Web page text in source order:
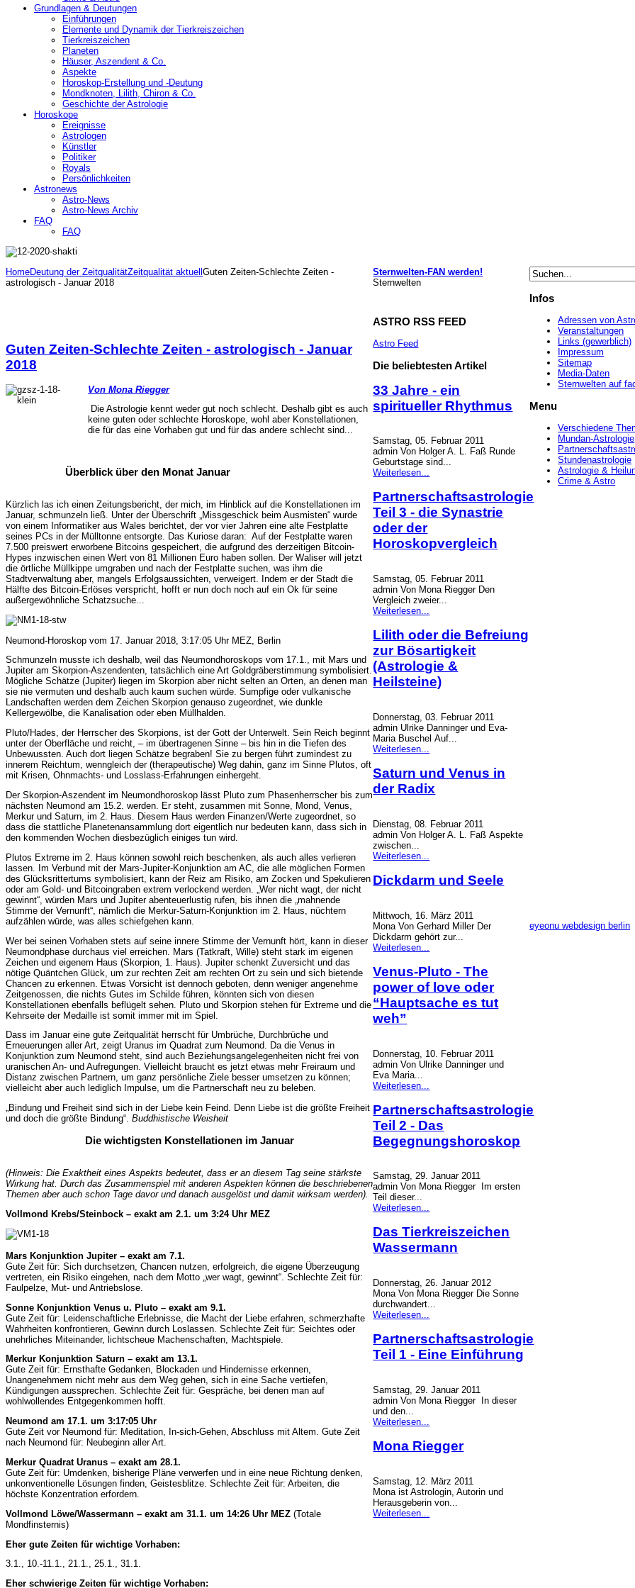
Grundlagen & Deutungen
Einführungen
Elemente und Dynamik der Tierkreiszeichen
Tierkreiszeichen
Planeten
Häuser, Aszendent & Co.
Aspekte
Horoskop-Erstellung und -Deutung
Mondknoten, Lilith, Chiron & Co.
Geschichte der Astrologie
Horoskope
Ereignisse
Astrologen
Künstler
Politiker
Royals
Persönlichkeiten
Astronews
Astro-News
Astro-News Archiv
FAQ
FAQ
HomeDeutung der ZeitqualitätZeitqualität aktuellGuten Zeiten-Schlechte Zeiten -
astrologisch - Januar 2018
Guten Zeiten-Schlechte Zeiten - astrologisch - Januar
2018
Von Mona Riegger
Die Astrologie kennt weder gut noch schlecht. Deshalb gibt es auch
keine guten oder schlechte Horoskope, wohl aber Konstellationen,
die für das eine Vorhaben gut und für das andere schlecht sind...
Überblick über den Monat Januar
Kürzlich las ich einen Zeitungsbericht, der mich, im Hinblick auf die Konstellationen im
Januar, schmunzeln ließ. Unter der Überschrift „Missgeschick beim Ausmisten“ wurde
von einem Informatiker aus Wales berichtet, der vor vier Jahren eine alte Festplatte
seines PCs in der Mülltonne entsorgte. Das Kuriose daran: Auf der Festplatte waren
7.500 preiswert erworbene Bitcoins gespeichert, die aufgrund des derzeitigen Bitcoin-
Hypes inzwischen einen Wert von 81 Millionen Euro haben sollen. Der Waliser will jetzt
die örtliche Müllkippe umgraben und nach der Festplatte suchen, was ihm die
Stadtverwaltung aber, mangels Erfolgsaussichten, verweigert. Indem er der Stadt die
Hälfte des Bitcoin-Erlöses verspricht, hofft er nun doch noch auf ein Ok für seine
außergewöhnliche Schatzsuche...
Neumond-Horoskop vom 17. Januar 2018, 3:17:05 Uhr MEZ, Berlin
Schmunzeln musste ich deshalb, weil das Neumondhoroskops vom 17.1., mit Mars und
Jupiter am Skorpion-Aszendenten, tatsächlich eine Art Goldgräberstimmung symbolisiert.
Mögliche Schätze (Jupiter) liegen im Skorpion aber nicht selten an Orten, an denen man
sie nie vermuten und deshalb auch kaum suchen würde. Sumpfige oder vulkanische
Landschaften werden dem Zeichen Skorpion genauso zugeordnet, wie dunkle
Kellergewölbe, die Kanalisation oder eben Müllhalden.
Pluto/Hades, der Herrscher des Skorpions, ist der Gott der Unterwelt. Sein Reich beginnt
unter der Oberfläche und reicht, – im übertragenen Sinne – bis hin in die Tiefen des
Unbewussten. Auch dort liegen Schätze begraben! Sie zu bergen führt zumindest zu
innerem Reichtum, wenngleich der (therapeutische) Weg dahin, ganz im Sinne Plutos, oft
mit Krisen, Ohnmachts- und Losslass-Erfahrungen einhergeht.
Der Skorpion-Aszendent im Neumondhoroskop lässt Pluto zum Phasenherrscher bis zum
nächsten Neumond am 15.2. werden. Er steht, zusammen mit Sonne, Mond, Venus,
Merkur und Saturn, im 2. Haus. Diesem Haus werden Finanzen/Werte zugeordnet, so
dass die stattliche Planetenansammlung dort eigentlich nur bedeuten kann, dass sich in
den kommenden Wochen diesbezüglich einiges tun wird.
Plutos Extreme im 2. Haus können sowohl reich beschenken, als auch alles verlieren
lassen. Im Verbund mit der Mars-Jupiter-Konjunktion am AC, die alle möglichen Formen
des Glücksrittertums symbolisiert, kann der Reiz am Risiko, am Zocken und Spekulieren
oder am Gold- und Bitcoingraben extrem verlockend werden. „Wer nicht wagt, der nicht
gewinnt“, würden Mars und Jupiter abenteuerlustig rufen, bis ihnen die „mahnende
Stimme der Vernunft“, nämlich die Merkur-Saturn-Konjunktion im 2. Haus, nüchtern
aufzählen würde, was alles schiefgehen kann.
Wer bei seinen Vorhaben stets auf seine innere Stimme der Vernunft hört, kann in dieser
Neumondphase durchaus viel erreichen. Mars (Tatkraft, Wille) steht stark im eigenen
Zeichen und eigenem Haus (Skorpion, 1. Haus). Jupiter schenkt Zuversicht und das
nötige Quäntchen Glück, um zur rechten Zeit am rechten Ort zu sein und sich bietende
Chancen zu erkennen. Etwas Vorsicht ist dennoch geboten, denn weniger angenehme
Zeitgenossen, die nichts Gutes im Schilde führen, könnten sich von diesen
Konstellationen ebenfalls beflügelt sehen. Pluto und Skorpion stehen für Extreme und die
Kehrseite der Medaille ist somit immer mit im Spiel.
Dass im Januar eine gute Zeitqualität herrscht für Umbrüche, Durchbrüche und
Erneuerungen aller Art, zeigt Uranus im Quadrat zum Neumond. Da die Venus in
Konjunktion zum Neumond steht, sind auch Beziehungsangelegenheiten nicht frei von
uranischen An- und Aufregungen. Vielleicht braucht es jetzt etwas mehr Freiraum und
Distanz zwischen Partnern, um ganz persönliche Ziele besser umsetzen zu können;
vielleicht aber auch lediglich Impulse, um die Partnerschaft neu zu beleben.
„Bindung und Freiheit sind sich in der Liebe kein Feind. Denn Liebe ist die größte Freiheit
und doch die größte Bindung“. Buddhistische Weisheit
Die wichtigsten Konstellationen im Januar
(Hinweis: Die Exaktheit eines Aspekts bedeutet, dass er an diesem Tag seine stärkste
Wirkung hat. Durch das Zusammenspiel mit anderen Aspekten können die beschriebenen
Themen aber auch schon Tage davor und danach ausgelöst und damit wirksam werden).
Vollmond Krebs/Steinbock – exakt am 2.1. um 3:24 Uhr MEZ
Mars Konjunktion Jupiter – exakt am 7.1.
Gute Zeit für: Sich durchsetzen, Chancen nutzen, erfolgreich, die eigene Überzeugung
vertreten, ein Risiko eingehen, nach dem Motto „wer wagt, gewinnt“. Schlechte Zeit für:
Faulpelze, Mut- und Antriebslose.
Sonne Konjunktion Venus u. Pluto – exakt am 9.1.
Gute Zeit für: Leidenschaftliche Erlebnisse, die Macht der Liebe erfahren, schmerzhafte
Wahrheiten konfrontieren, Gewinn durch Loslassen. Schlechte Zeit für: Seichtes oder
unehrliches Miteinander, lichtscheue Machenschaften, Machtspiele.
Merkur Konjunktion Saturn – exakt am 13.1.
Gute Zeit für: Ernsthafte Gedanken, Blockaden und Hindernisse erkennen,
Unangenehmem nicht mehr aus dem Weg gehen, sich in eine Sache vertiefen,
Kündigungen aussprechen. Schlechte Zeit für: Gespräche, bei denen man auf
wohlwollendes Entgegenkommen hofft.
Neumond am 17.1. um 3:17:05 Uhr
Gute Zeit vor Neumond für: Meditation, In-sich-Gehen, Abschluss mit Altem. Gute Zeit
nach Neumond für: Neubeginn aller Art.
Merkur Quadrat Uranus – exakt am 28.1.
Gute Zeit für: Umdenken, bisherige Pläne verwerfen und in eine neue Richtung denken,
unkonventionelle Lösungen finden, Geistesblitze. Schlechte Zeit für: Arbeiten, die
höchste Konzentration erfordern.
Vollmond Löwe/Wassermann – exakt am 31.1. um 14:26 Uhr MEZ (Totale
Mondfinsternis)
Eher gute Zeiten für wichtige Vorhaben:
3.1., 10.-11.1., 21.1., 25.1., 31.1.
Eher schwierige Zeiten für wichtige Vorhaben:
Sternwelten-FAN werden!
Sternwelten
ASTRO RSS FEED
Astro Feed
Die beliebtesten Artikel
33 Jahre - ein
spiritueller Rhythmus
Samstag, 05. Februar 2011
admin Von Holger A. L. Faß Runde
Geburtstage sind...
Weiterlesen...
Partnerschaftsastrologie
Teil 3 - die Synastrie
oder der
Horoskopvergleich
Samstag, 05. Februar 2011
admin Von Mona Riegger Den
Vergleich zweier...
Weiterlesen...
Lilith oder die Befreiung
zur Bösartigkeit
(Astrologie &
Heilsteine)
Donnerstag, 03. Februar 2011
admin Ulrike Danninger und Eva-
Maria Buschel Auf...
Weiterlesen...
Saturn und Venus in
der Radix
Dienstag, 08. Februar 2011
admin Von Holger A. L. Faß Aspekte
zwischen...
Weiterlesen...
Dickdarm und Seele
Mittwoch, 16. März 2011
Mona Von Gerhard Miller Der
Dickdarm gehört zur...
Weiterlesen...
Venus-Pluto - The
power of love oder
“Hauptsache es tut
weh”
Donnerstag, 10. Februar 2011
admin Von Ulrike Danninger und
Eva Maria...
Weiterlesen...
Partnerschaftsastrologie
Teil 2 - Das
Begegnungshoroskop
Samstag, 29. Januar 2011
admin Von Mona Riegger Im ersten
Teil dieser...
Weiterlesen...
Das Tierkreiszeichen
Wassermann
Donnerstag, 26. Januar 2012
Mona Von Mona Riegger Die Sonne
durchwandert...
Weiterlesen...
Partnerschaftsastrologie
Teil 1 - Eine Einführung
Samstag, 29. Januar 2011
admin Von Mona Riegger In dieser
und den...
Weiterlesen...
Mona Riegger
Samstag, 12. März 2011
Mona ist Astrologin, Autorin und
Herausgeberin von...
Weiterlesen...
Infos
Adressen von
Veranstaltungen
Links (gewerblich)
Impressum
Sitemap
Media-Daten
Sternwelten auf
Menu
Verschiedene
Mundan-Astrologie
Stundenastrologie
Astrologie &
Crime & Astro
eyeonu webdesign berlin